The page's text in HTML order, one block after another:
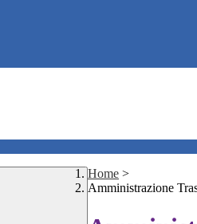
Home >
Amministrazione